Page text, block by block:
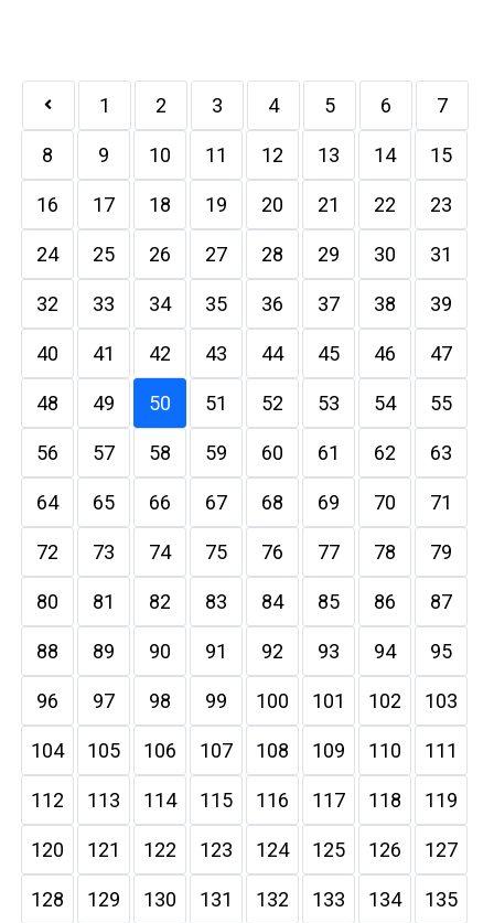
1 2 3 4 5 6 7
8 9 10 11 12 13 14 15
16 17 18 19 20 21 22 23
24 25 26 27 28 29 30 31
32 33 34 35 36 37 38 39
40 41 42 43 44 45 46 47
48 49 50 51 52 53 54 55
56 57 58 59 60 61 62 63
64 65 66 67 68 69 70 71
72 73 74 75 76 77 78 79
80 81 82 83 84 85 86 87
88 89 90 91 92 93 94 95
96 97 98 99 100 101 102 103
104 105 106 107 108 109 110 111
112 113 114 115 116 117 118 119
120 121 122 123 124 125 126 127
128 129 130 131 132 133 134 135